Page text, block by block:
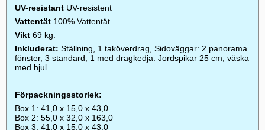
UV-resistant UV-resistent
Vattentät 100% Vattentät
Vikt 69 kg.
Inkluderat: Ställning, 1 taköverdrag, Sidoväggar: 2 panorama
fönster, 3 standard, 1 med dragkedja. Jordspikar 25 cm, väska
med hjul.
Förpackningsstorlek:
Box 1: 41,0 x 15,0 x 43,0
Box 2: 55,0 x 32,0 x 163,0
Box 3: 41,0 x 15,0 x 43,0